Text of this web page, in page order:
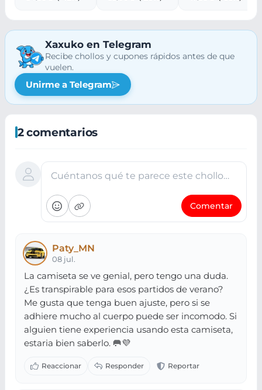
3XL
tienda
Xaxuko en Telegram
Recibe chollos y cupones rápidos antes de que
vuelen.
Unirme a Telegram
2 comentarios
Cuéntanos qué te parece este chollo…
Comentar
Paty_MN
08 jul.
La camiseta se ve genial, pero tengo una duda.
¿Es transpirable para esos partidos de verano?
Me gusta que tenga buen ajuste, pero si se
adhiere mucho al cuerpo puede ser incomodo. Si
alguien tiene experiencia usando esta camiseta,
estaria bien saberlo. 🥅💜